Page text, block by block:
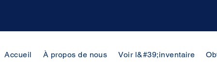
Accueil À propos de nous Voir l&#39;inventaire